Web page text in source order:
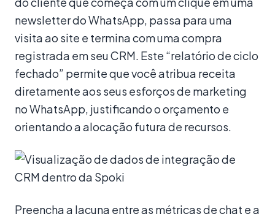
newsletter do WhatsApp, passa para uma
visita ao site e termina com uma compra
registrada em seu CRM. Este “relatório de ciclo
fechado” permite que você atribua receita
diretamente aos seus esforços de marketing
no WhatsApp, justificando o orçamento e
orientando a alocação futura de recursos.
Preencha a lacuna entre as métricas de chat e a